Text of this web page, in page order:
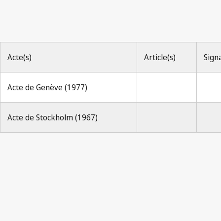
Acte(s) Article(s)
Acte de Genève (1977)
Acte de Stockholm (1967)